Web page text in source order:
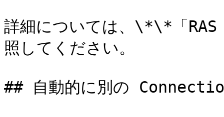
詳細については、\*\*「
照してください。
## 自動的に別の